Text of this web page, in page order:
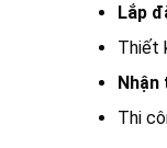
Lắp
Thiết
Nhận
Thi